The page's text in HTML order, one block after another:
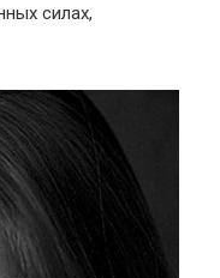
силах,